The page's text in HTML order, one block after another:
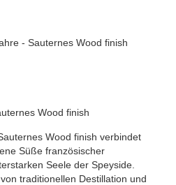
Wood finish
Wood finish verbindet
Süße französischer
Seele der Speyside.
traditionellen Destillation und